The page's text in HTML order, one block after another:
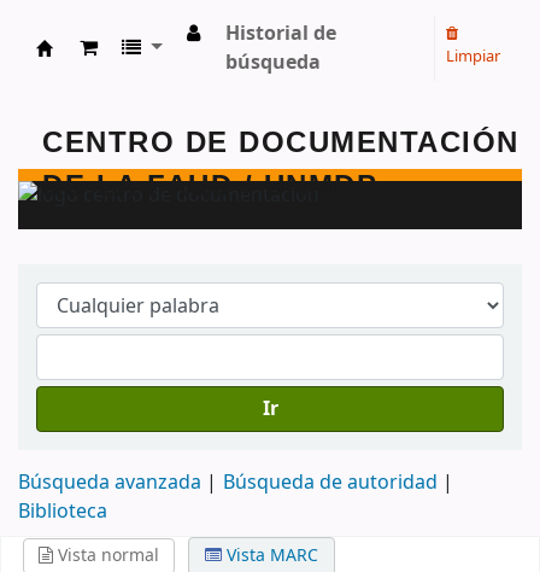
Centro de Documentación - FAUD - Unmdp -
Historial de
búsqueda
Limpiar
Ir
Búsqueda avanzada
Búsqueda de autoridad
Biblioteca
Vista normal
Vista MARC